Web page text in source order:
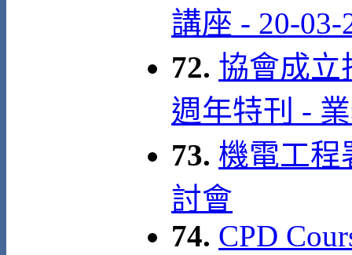
講座 - 20-03-
72. 協會成立
週年特刊 -
73. 機電工程
討會
74. CPD